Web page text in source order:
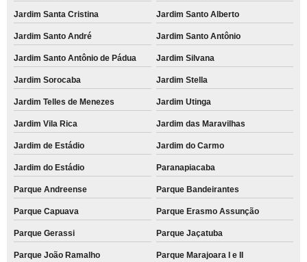
Jardim Santa Cristina Jardim Santo Alberto
Jardim Santo André Jardim Santo Antônio
Jardim Santo Antônio de Pádua Jardim Silvana
Jardim Sorocaba Jardim Stella
Jardim Telles de Menezes Jardim Utinga
Jardim Vila Rica Jardim das Maravilhas
Jardim de Estádio Jardim do Carmo
Jardim do Estádio Paranapiacaba
Parque Andreense Parque Bandeirantes
Parque Capuava Parque Erasmo Assunção
Parque Gerassi Parque Jaçatuba
Parque João Ramalho Parque Marajoara I e II